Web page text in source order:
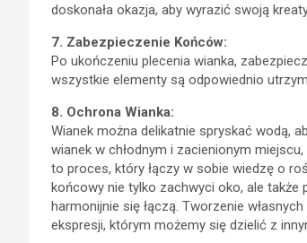
doskonała okazja, aby wyrazić swoją
7. Zabezpieczenie Końców:
Po ukończeniu plecenia wianka,
wszystkie elementy są odpowiednio
8. Ochrona Wianka:
Wianek można delikatnie spryskać wodą,
wianek w chłodnym i zacienionym
to proces, który łączy w sobie wiedzę o
końcowy nie tylko zachwyci oko, ale także
harmonijnie się łączą. Tworzenie
ekspresji, którym możemy się dzielić z